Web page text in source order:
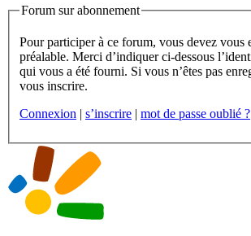
Forum sur abonnement
Pour participer à ce forum, vous devez vous enregistrer au
préalable. Merci d’indiquer ci-dessous l’identifiant personnel
qui vous a été fourni. Si vous n’êtes pas enregistré, vous devez
vous inscrire.
Connexion | s’inscrire | mot de passe oublié ?